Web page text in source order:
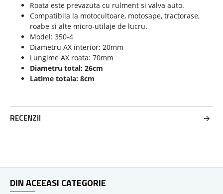
Roata este prevazuta cu rulment si valva auto.
Compatibila la motocultoare, motosape, tractorase,
roabe si alte micro-utilaje de lucru.
Model: 350-4
Diametru AX interior: 20mm
Lungime AX roata: 70mm
Diametru total: 26cm
Latime totala: 8cm
RECENZII
DIN ACEEASI CATEGORIE